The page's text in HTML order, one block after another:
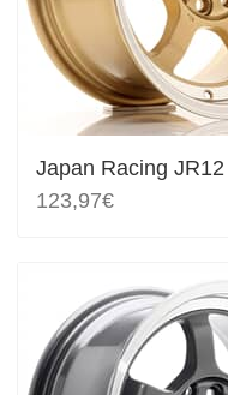
Japan Racing
123,97€